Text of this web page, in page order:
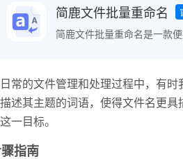
简鹿文件批量重命名
简鹿文件批量重命名是一款
常的文件管理和处理过程中，有
述其主题的词语，使得文件名更
一目标。
指南